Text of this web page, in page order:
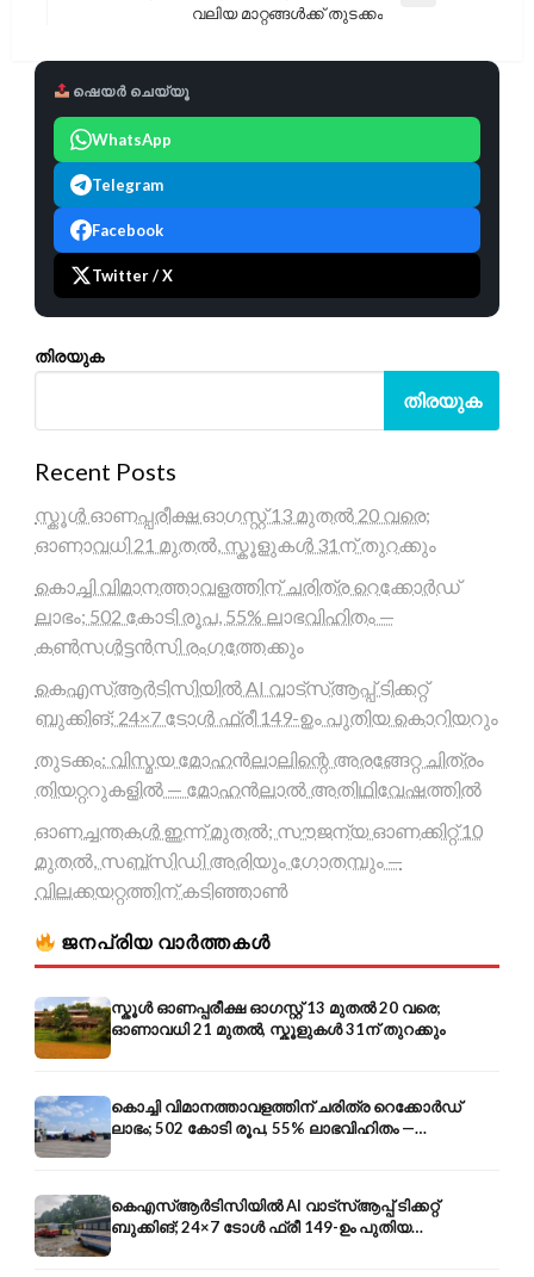
വലിയ മാറ്റങ്ങൾക്ക് തുടക്കം
ഷെയർ ചെയ്യൂ
WhatsApp
Telegram
Facebook
Twitter / X
തിരയുക
തിരയുക
Recent Posts
സ്കൂൾ ഓണപ്പരീക്ഷ ഓഗസ്റ്റ് 13 മുതൽ 20 വരെ;
ഓണാവധി 21 മുതൽ, സ്കൂളുകൾ 31ന് തുറക്കും
കൊച്ചി വിമാനത്താവളത്തിന് ചരിത്ര റെക്കോർഡ്
ലാഭം; 502 കോടി രൂപ, 55% ലാഭവിഹിതം —
കൺസൾട്ടൻസി രംഗത്തേക്കും
കെഎസ്ആർടിസിയിൽ AI വാട്സ്ആപ്പ് ടിക്കറ്റ്
ബുക്കിങ്; 24×7 ടോൾ ഫ്രീ 149-ഉം പുതിയ കൊറിയറും
തുടക്കം: വിസ്മയ മോഹൻലാലിന്റെ അരങ്ങേറ്റ ചിത്രം
തിയറ്ററുകളിൽ — മോഹൻലാൽ അതിഥിവേഷത്തിൽ
ഓണച്ചന്തകൾ ഇന്ന് മുതൽ; സൗജന്യ ഓണക്കിറ്റ് 10
മുതൽ, സബ്സിഡി അരിയും ഗോതമ്പും —
വിലക്കയറ്റത്തിന് കടിഞ്ഞാൺ
ജനപ്രിയ വാർത്തകൾ
സ്കൂൾ ഓണപ്പരീക്ഷ ഓഗസ്റ്റ് 13 മുതൽ 20 വരെ;
ഓണാവധി 21 മുതൽ, സ്കൂളുകൾ 31ന് തുറക്കും
കൊച്ചി വിമാനത്താവളത്തിന് ചരിത്ര റെക്കോർഡ്
ലാഭം; 502 കോടി രൂപ, 55% ലാഭവിഹിതം —
കൺസൾട്ടൻസി രംഗത്തേക്കും
കെഎസ്ആർടിസിയിൽ AI വാട്സ്ആപ്പ് ടിക്കറ്റ്
ബുക്കിങ്; 24×7 ടോൾ ഫ്രീ 149-ഉം പുതിയ
കൊറിയറും